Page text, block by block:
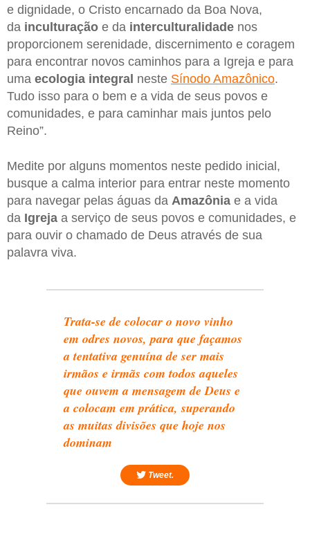
e dignidade, o Cristo encarnado da Boa Nova,
da inculturação e da interculturalidade nos
proporcionem serenidade, discernimento e coragem
para encontrar novos caminhos para a Igreja e para
uma ecologia integral neste Sínodo Amazônico.
Tudo isso para o bem e a vida de seus povos e
comunidades, e para caminhar mais juntos pelo
Reino”.
Medite por alguns momentos neste pedido inicial,
busque a calma interior para entrar neste momento
para navegar pelas águas da Amazônia e a vida
da Igreja a serviço de seus povos e comunidades, e
para ouvir o chamado de Deus através de sua
palavra viva.
Trata-se de colocar o novo vinho
em odres novos, para que façamos
a tentativa genuína de ser mais
irmãos e irmãs com todos aqueles
que ouvem a mensagem de Deus e
a colocam em prática, superando
as muitas divisões que hoje nos
dominam
Tweet.